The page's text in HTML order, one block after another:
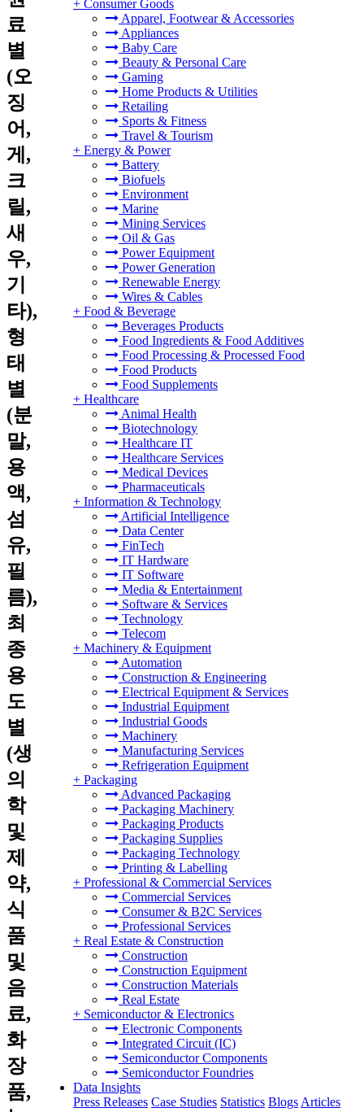
+ Consumer Goods
Apparel, Footwear & Accessories
Appliances
Baby Care
Beauty & Personal Care
Gaming
Home Products & Utilities
Retailing
Sports & Fitness
Travel & Tourism
+ Energy & Power
Battery
Biofuels
Environment
Marine
Mining Services
Oil & Gas
Power Equipment
Power Generation
Renewable Energy
Wires & Cables
+ Food & Beverage
Beverages Products
Food Ingredients & Food Additives
Food Processing & Processed Food
Food Products
Food Supplements
+ Healthcare
Animal Health
Biotechnology
Healthcare IT
Healthcare Services
Medical Devices
Pharmaceuticals
+ Information & Technology
Artificial Intelligence
Data Center
FinTech
IT Hardware
IT Software
Media & Entertainment
Software & Services
Technology
Telecom
+ Machinery & Equipment
Automation
Construction & Engineering
Electrical Equipment & Services
Industrial Equipment
Industrial Goods
Machinery
Manufacturing Services
Refrigeration Equipment
+ Packaging
Advanced Packaging
Packaging Machinery
Packaging Products
Packaging Supplies
Packaging Technology
Printing & Labelling
+ Professional & Commercial Services
Commercial Services
Consumer & B2C Services
Professional Services
+ Real Estate & Construction
Construction
Construction Equipment
Construction Materials
Real Estate
+ Semiconductor & Electronics
Electronic Components
Integrated Circuit (IC)
Semiconductor Components
Semiconductor Foundries
Data Insights
Press Releases Case Studies Statistics Blogs Articles
료
별
(오
징
어,
게,
크
릴,
새
우,
기
타),
형
태
별
(분
말,
용
액,
섬
유,
필
름),
최
종
용
도
별
(생
의
학
및
제
약,
식
품
및
음
료,
화
장
품,